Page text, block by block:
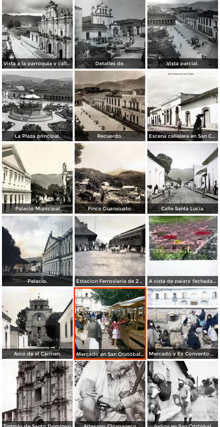
Vista a la parroquia y calle. ( Circulada el 5 de Marzo de 1961 ). Detalles de. Vista parcial.
La Plaza principal. Recuerdo. Escena callejera en San Cristóbal de las Casas, Chiapas.
Palacio Municipal Finca Guanajuato. Calle Santa Lucia.
Palacio. Estacion Ferroviaria de Zacualpa Ecatepec Mpio. de San Cristobal Las Casas Chiapas. A vista de pajaro fechada en Diciembre de 1950
Arco de el Carmen. Mercado en San Cristóbal de las Casas y Antiguo Convento al fondo (1954) Mercado y Ex Convento de la Merced / Antigua Cárcel de San Cristóbal (1954)